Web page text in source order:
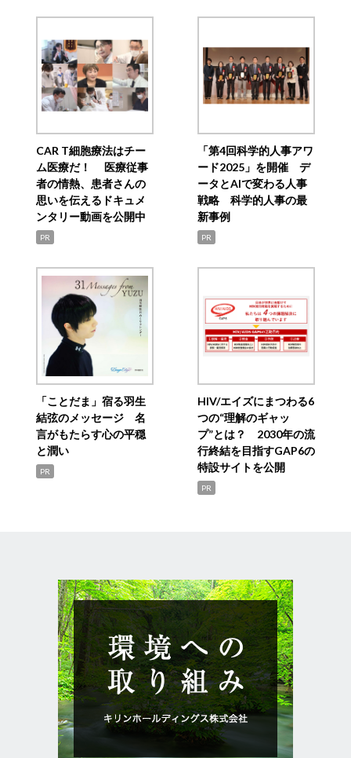
CAR T細胞療法はチー
ム医療だ！ 医療従事
者の情熱、患者さんの
思いを伝えるドキュメ
ンタリー動画を公開中
PR
「第4回科学的人事アワ
ード2025」を開催 デ
ータとAIで変わる人事
戦略 科学的人事の最
新事例
PR
「ことだま」宿る羽生
結弦のメッセージ 名
言がもたらす心の平穏
と潤い
PR
HIV/エイズにまつわる6
つの“理解のギャッ
プ”とは？ 2030年の流
行終結を目指すGAP6の
特設サイトを公開
PR